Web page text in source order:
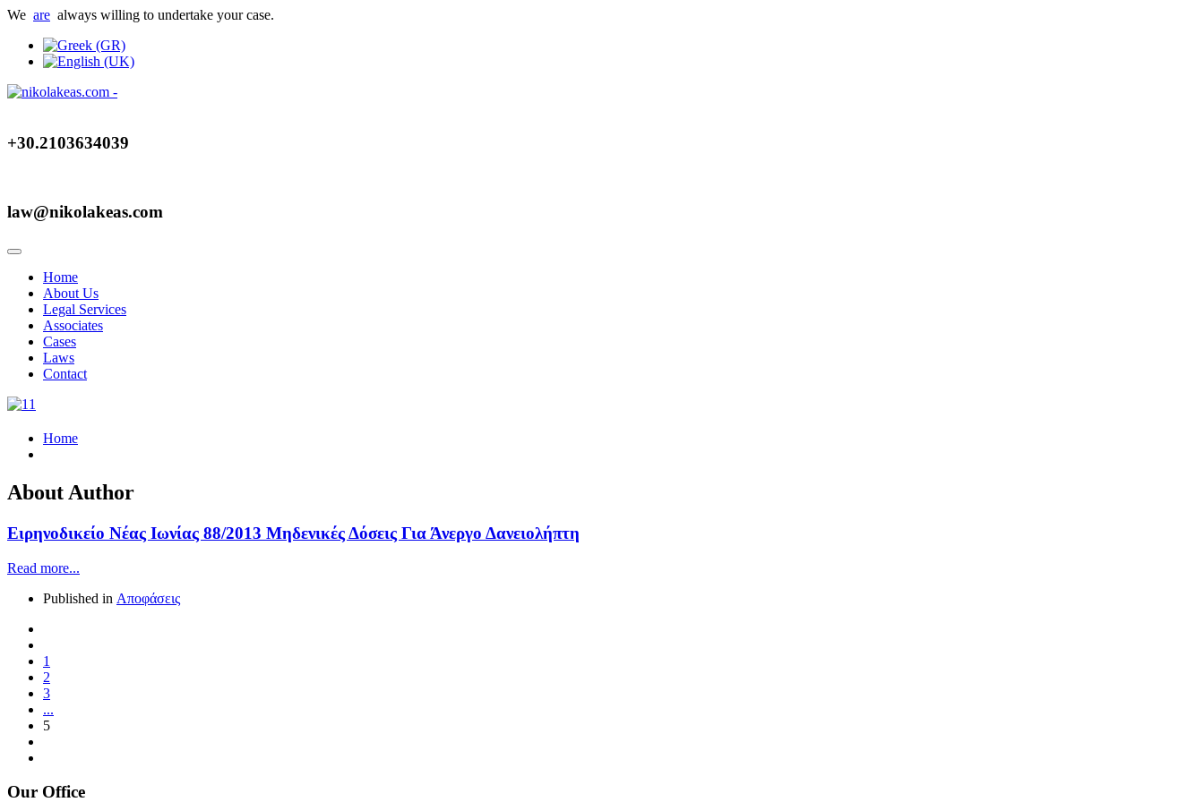
We are always willing to undertake your case.
+30.2103634039
law@nikolakeas.com
Home
About Us
Legal Services
Associates
Cases
Laws
Contact
Home
About Author
Ειρηνοδικείο Νέας Ιωνίας 88/2013 Μηδενικές Δόσεις Για Άνεργο Δανειολήπτη
Read more...
Published in Αποφάσεις
1
2
3
...
5
Our Office